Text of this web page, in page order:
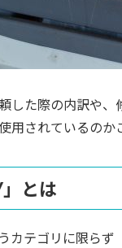
した際の内訳や
用されているのか
」とは
カテゴリに限らず